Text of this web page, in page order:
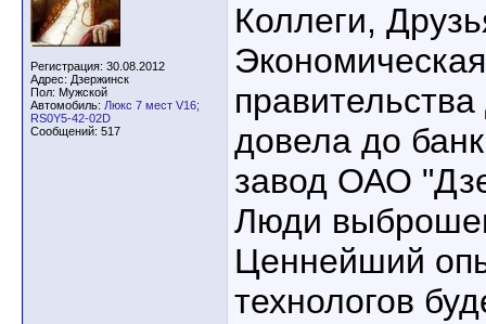
Регистрация: 30.08.2012
Адрес: Дзержинск
Пол: Мужской
Автомобиль: Люкс 7 мест V16;
RS0Y5-42-02D
Сообщений: 517
Коллеги,
довела до
завод ОАО
Люди
Ценнейший
технологов